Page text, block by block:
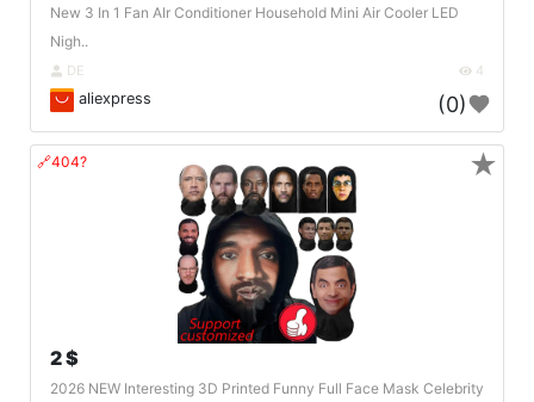
New 3 In 1 Fan AIr Conditioner Household Mini Air Cooler LED
Nigh..
DE 4
aliexpress (0)
🔗404?
2 $
2026 NEW Interesting 3D Printed Funny Full Face Mask Celebrity
★